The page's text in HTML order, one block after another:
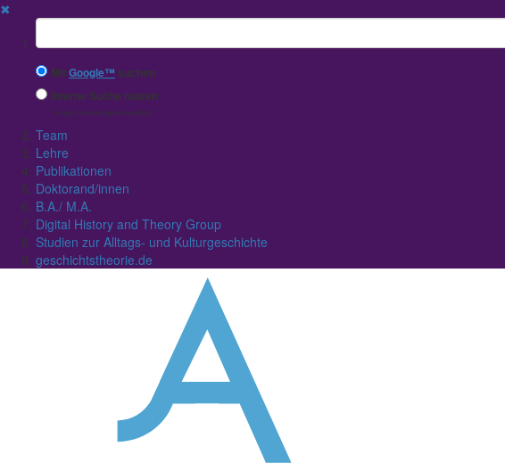
✖
Suchbegriff
MitGoogle™ suchen
Interne Suche nutzen
(eingeschränkte Ergebnisqualität)
Team
Lehre
Publikationen
Doktorand/innen
B.A./ M.A.
Digital History and Theory Group
Studien zur Alltags- und Kulturgeschichte
geschichtstheorie.de